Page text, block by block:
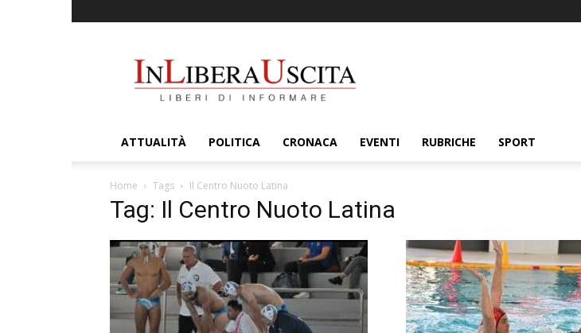
ATTUALITÀ POLITICA CRONACA EVENTI RUBRICHE SPORT
Home Tags Il Centro Nuoto Latina
Tag: Il Centro Nuoto Latina